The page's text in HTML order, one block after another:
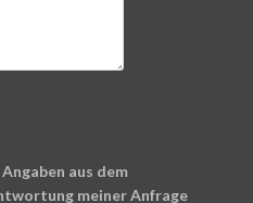
aus dem
meiner Anfrage